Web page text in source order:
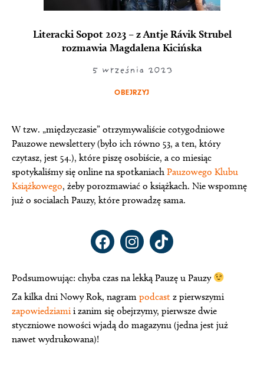
Literacki Sopot 2023 – z Antje Rávik Strubel
rozmawia Magdalena Kicińska
5 września 2023
OBEJRZYJ
W tzw. „międzyczasie” otrzymywaliście cotygodniowe
Pauzowe newslettery (było ich równo 53, a ten, który
czytasz, jest 54.), które piszę osobiście, a co miesiąc
spotykaliśmy się online na spotkaniach Pauzowego Klubu
Książkowego, żeby porozmawiać o książkach. Nie wspomnę
już o socialach Pauzy, które prowadzę sama.
Podsumowując: chyba czas na lekką Pauzę u Pauzy
Za kilka dni Nowy Rok, nagram podcast z pierwszymi
zapowiedziamii zanim się obejrzymy, pierwsze dwie
styczniowe nowości wjadą do magazynu (jedna jest już
nawet wydrukowana)!